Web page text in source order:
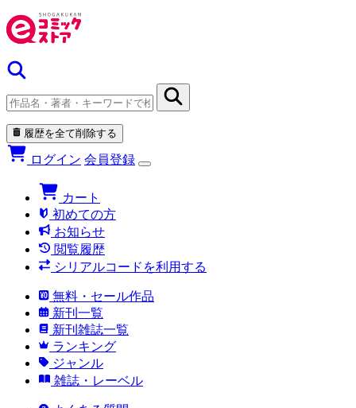
履歴を全て削除する
ログイン 会員登録
カート
初めての方
お知らせ
閲覧履歴
シリアルコードを利用する
無料・セール作品
新刊一覧
新刊雑誌一覧
ランキング
ジャンル
雑誌・レーベル